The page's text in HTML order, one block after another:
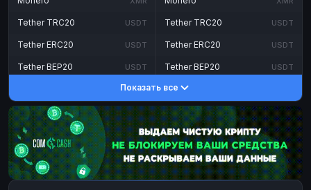
Tether TRC20 USDT
Tether ERC20 USDT
Tether BEP20 USDT
DASH
Toncoin TON
Dogecoin DOGE
TRX TRON
Bitcoin Cash BCH
Tether TRC20 USDT
Tether ERC20 USDT
Tether BEP20 USDT
DASH
Toncoin TON
Dogecoin DOGE
TRX TRON
Bitcoin Cash BCH
Показать все